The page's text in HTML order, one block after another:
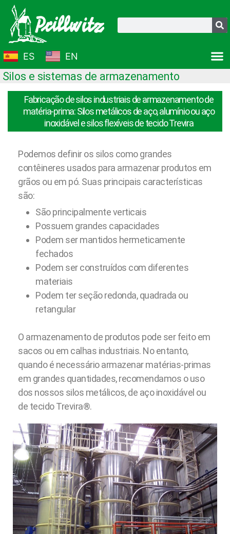
para
conteúdo
ES EN
Silos e sistemas de armazenamento
Fabricação de silos industriais de armazenamento de
matéria-prima: Silos metálicos de aço, alumínio ou aço
inoxidável e silos flexíveis de tecido Trevira
Podemos definir os silos como grandes
contêineres usados para armazenar produtos em
grãos ou em pó. Suas principais características
são:
São principalmente verticais
Possuem grandes capacidades
Podem ser mantidos hermeticamente
fechados
Podem ser construídos com diferentes
materiais
Podem ter seção redonda, quadrada ou
retangular
O armazenamento de produtos pode ser feito em
sacos ou em calhas industriais. No entanto,
quando é necessário armazenar matérias-primas
em grandes quantidades, recomendamos o uso
dos nossos silos metálicos, de aço inoxidável ou
de tecido Trevira®.